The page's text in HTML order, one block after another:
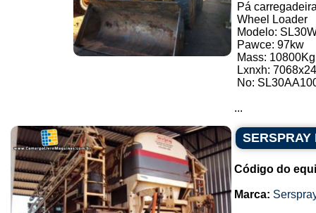
Pá
Wheel Loader
Modelo:
Pawce: 97kw
Mass: 10800Kg
Lxnxh:
No:
...
SERSPRAY
Código do
Marca: